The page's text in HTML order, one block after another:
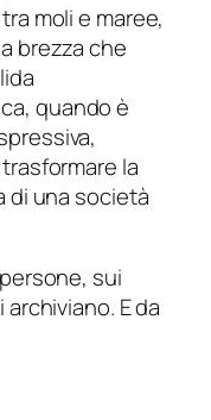
moli e maree,
brezza che
quando è
la
di una società
sui
E da